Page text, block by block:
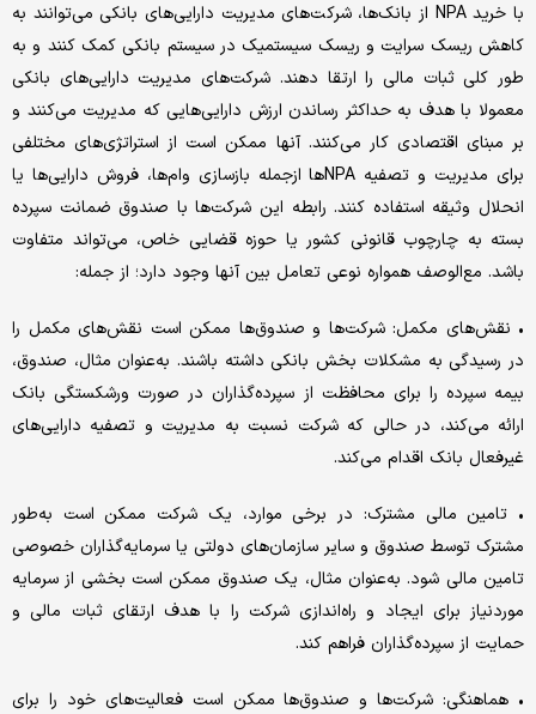
با خرید NPA از بانک‌ها، شرکت‌های مدیریت دارایی‌های بانکی می‌توانند به
کاهش ریسک سرایت و ریسک سیستمیک در سیستم بانکی کمک کنند و به
طور کلی ثبات مالی را ارتقا دهند. شرکت‌های مدیریت دارایی‌های بانکی
معمولا با هدف به حداکثر رساندن ارزش دارایی‌هایی که مدیریت می‌کنند و
بر مبنای اقتصادی کار می‌کنند. آنها ممکن است از استراتژی‌های مختلفی
برای مدیریت و تصفیه NPA‌ها ازجمله بازسازی وام‌ها، فروش دارایی‌ها یا
انحلال وثیقه استفاده کنند. رابطه این شرکت‌ها با صندوق ضمانت سپرده
بسته به چارچوب قانونی کشور یا حوزه قضایی خاص، می‌‌‌تواند متفاوت
باشد. مع‌الوصف همواره نوعی تعامل بین آنها وجود دارد؛ از جمله:
• نقش‌های مکمل: شرکت‌ها و صندوق‌ها ممکن است نقش‌های مکمل را
در رسیدگی به مشکلات بخش بانکی داشته باشند. به‌عنوان مثال، صندوق،
بیمه سپرده را برای محافظت از سپرده‌گذاران در صورت ورشکستگی بانک
ارائه می‌کند، در حالی که شرکت نسبت به مدیریت و تصفیه دارایی‌های
غیرفعال بانک اقدام می‌کند.
• تامین مالی مشترک: در برخی موارد، یک شرکت ممکن است به‌طور
مشترک توسط صندوق و سایر سازمان‌های دولتی یا سرمایه‌گذاران خصوصی
تامین مالی شود. به‌عنوان مثال، یک صندوق ممکن است بخشی از سرمایه
موردنیاز برای ایجاد و راه‌اندازی شرکت را با هدف ارتقای ثبات مالی و
حمایت از سپرده‌گذاران فراهم کند.
• هماهنگی: شرکت‌ها و صندوق‌ها ممکن است فعالیت‌های خود را برای